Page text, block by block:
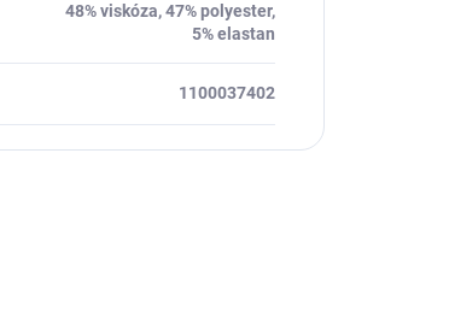
48% viskóza, 47% polyester,
5% elastan
1100037402